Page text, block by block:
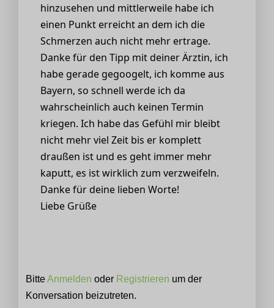
hinzusehen und mittlerweile habe ich
einen Punkt erreicht an dem ich die
Schmerzen auch nicht mehr ertrage.
Danke für den Tipp mit deiner Ärztin, ich
habe gerade gegoogelt, ich komme aus
Bayern, so schnell werde ich da
wahrscheinlich auch keinen Termin
kriegen. Ich habe das Gefühl mir bleibt
nicht mehr viel Zeit bis er komplett
draußen ist und es geht immer mehr
kaputt, es ist wirklich zum verzweifeln.
Danke für deine lieben Worte!
Liebe Grüße
BitteAnmelden oder Registrieren um der
Konversation beizutreten.